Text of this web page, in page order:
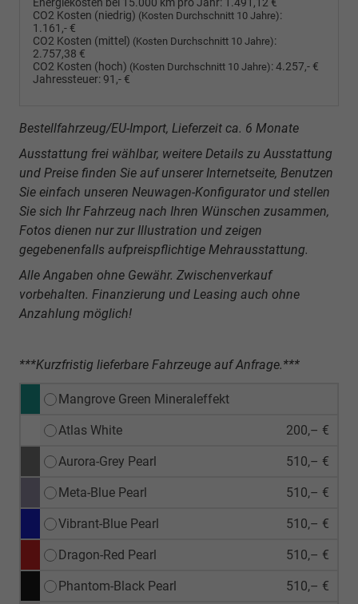
CO2 Kosten (niedrig) (Kosten Durchschnitt 10 Jahre):
1.161,- €
CO2 Kosten (mittel) (Kosten Durchschnitt 10 Jahre):
2.757,38 €
CO2 Kosten (hoch) (Kosten Durchschnitt 10 Jahre):4.257,- €
Jahressteuer: 91,- €
Bestellfahrzeug/EU-Import, Lieferzeit ca. 6 Monate
Ausstattung frei wählbar, weitere Details zu Ausstattung
und Preise finden Sie auf unserer Internetseite, Benutzen
Sie einfach unseren Neuwagen-Konfigurator und stellen
Sie sich Ihr Fahrzeug nach Ihren Wünschen zusammen,
Fotos dienen nur zur Illustration und zeigen
gegebenenfalls aufpreispflichtige Mehrausstattung.
Alle Angaben ohne Gewähr. Zwischenverkauf
vorbehalten. Finanzierung und Leasing auch ohne
Anzahlung möglich!
***Kurzfristig lieferbare Fahrzeuge auf Anfrage.***
Mangrove Green Mineraleffekt
Atlas White 200,– €
Aurora-Grey Pearl 510,– €
Meta-Blue Pearl 510,– €
Vibrant-Blue Pearl 510,– €
Dragon-Red Pearl 510,– €
Phantom-Black Pearl 510,– €